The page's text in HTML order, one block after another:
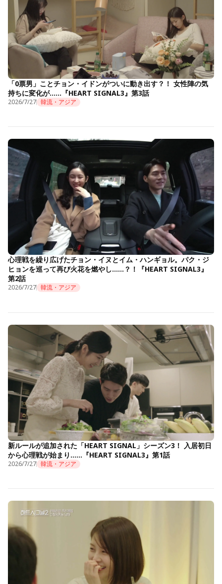
「0票男」ことチョン・イドンがついに動き出す？！ 女性陣の気
持ちに変化が……『HEART SIGNAL3』第3話
2026/7/27 韓流・アジア
心理戦を繰り広げたチョン・イヌとイム・ハンギョル。パク・ジ
ヒョンを巡って再び火花を燃やし……？！『HEART SIGNAL3』
第2話
2026/7/27 韓流・アジア
新ルールが追加された「HEART SIGNAL」シーズン3！ 入居初日
から心理戦が始まり……『HEART SIGNAL3』第1話
2026/7/27 韓流・アジア